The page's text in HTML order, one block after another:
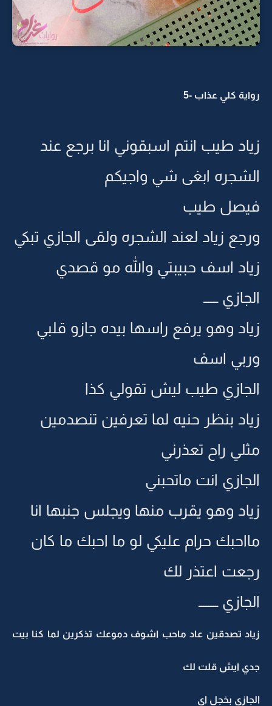
رواية كلي عذاب -5
زياد طيب انتم اسبقوني انا برجع عند
الشجره ابغى شي واجيكم
فيصل طيب
ورجع زياد لعند الشجره ولقى الجازي تبكي
زياد اسف حبيبتي والله مو قصدي
الجازي ــــــ
زياد وهو يرفع راسها بيده جازو قلبي
وربي اسف
الجازي طيب ليش تقولي كذا
زياد بنظر حنيه لما تعرفين تنصدمين
مثلي راح تعذرني
الجازي انت ماتحبني
زياد وهو يقرب منها ويجلس جنبها انا
مااحبك حرام عليكي لو ما احبك ما كان
رجعت اعتذر لك
الجازي ــــــــ
زياد تصدقين عاد ماحب اشوف دموعك تذكرين لما كنا بيت
جدي ايش قلت لك
الجازي بخجل اي